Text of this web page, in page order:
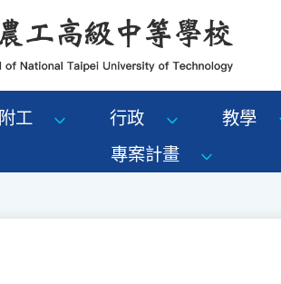
工 行政 教學
專案計畫